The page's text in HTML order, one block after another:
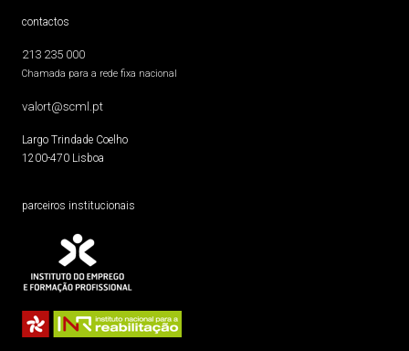
contactos
213 235 000
Chamada para a rede fixa nacional
valort@scml.pt
Largo Trindade Coelho
1200-470 Lisboa
parceiros institucionais